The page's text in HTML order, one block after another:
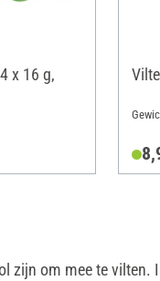
x 16 g,
zijn om mee te